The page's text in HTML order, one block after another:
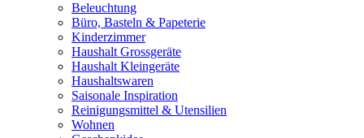
Beleuchtung
Büro, Basteln & Papeterie
Kinderzimmer
Haushalt Grossgeräte
Haushalt Kleingeräte
Haushaltswaren
Saisonale Inspiration
Reinigungsmittel & Utensilien
Wohnen